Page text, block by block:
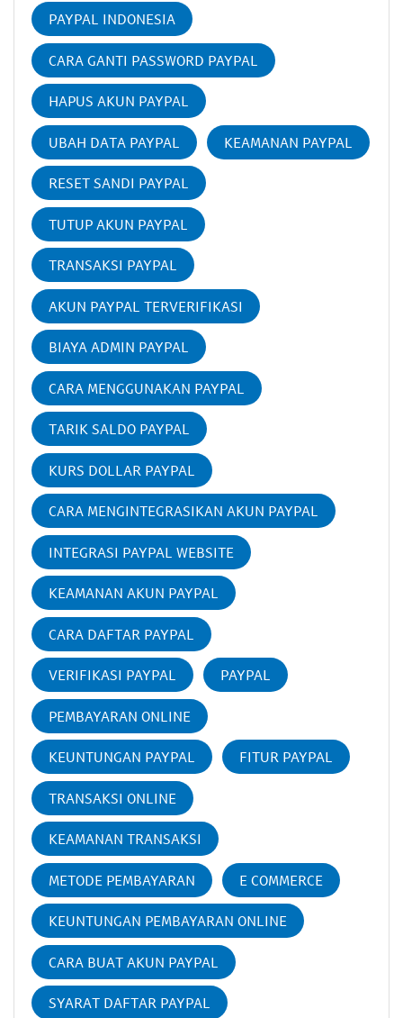
PAYPAL INDONESIA
CARA GANTI PASSWORD PAYPAL
HAPUS AKUN PAYPAL
UBAH DATA PAYPAL KEAMANAN PAYPAL
RESET SANDI PAYPAL
TUTUP AKUN PAYPAL
TRANSAKSI PAYPAL
AKUN PAYPAL TERVERIFIKASI
BIAYA ADMIN PAYPAL
CARA MENGGUNAKAN PAYPAL
TARIK SALDO PAYPAL
KURS DOLLAR PAYPAL
CARA MENGINTEGRASIKAN AKUN PAYPAL
INTEGRASI PAYPAL WEBSITE
KEAMANAN AKUN PAYPAL
CARA DAFTAR PAYPAL
VERIFIKASI PAYPAL PAYPAL
PEMBAYARAN ONLINE
KEUNTUNGAN PAYPAL FITUR PAYPAL
TRANSAKSI ONLINE
KEAMANAN TRANSAKSI
METODE PEMBAYARAN E COMMERCE
KEUNTUNGAN PEMBAYARAN ONLINE
CARA BUAT AKUN PAYPAL
SYARAT DAFTAR PAYPAL